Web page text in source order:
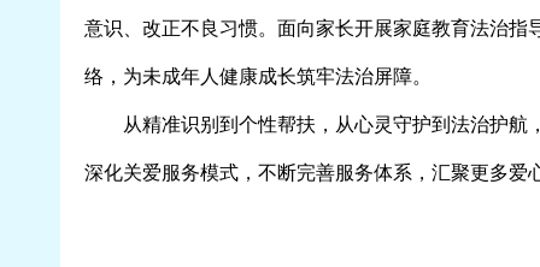
意识、改正不良习惯。面向家长开展家庭教育法治
络，为未成年人健康成长筑牢法治屏障。
从精准识别到个性帮扶，从心灵守护到法治护
深化关爱服务模式，不断完善服务体系，汇聚更多